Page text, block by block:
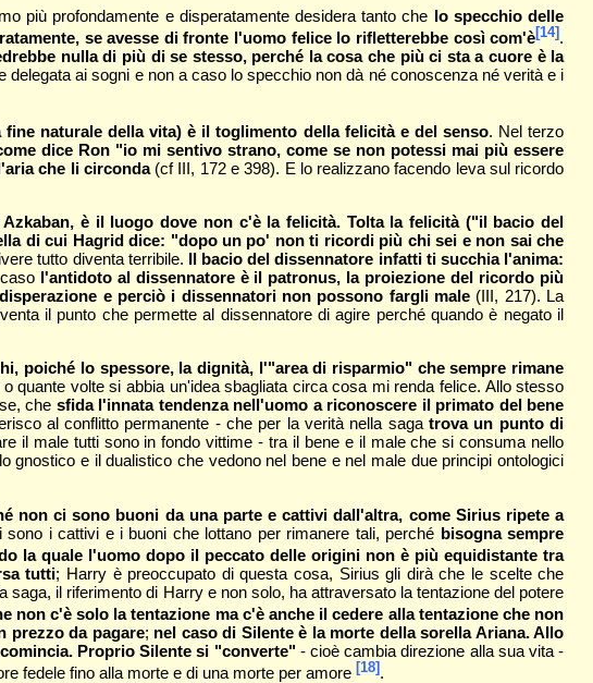
più profondamente e disperatamente desidera tanto che lo specchio delle
se avesse di fronte l'uomo felice lo rifletterebbe così com'è[14] .
nulla di più di se stesso, perché la cosa che più ci sta a cuore è la
ai sogni e non a caso lo specchio non dà né conoscenza né verità e i
naturale della vita) è il toglimento della felicità e del senso. Nel terzo
dice Ron "io mi sentivo strano, come se non potessi mai più essere
che li circonda(cf III, 172 e 398). E lo realizzano facendo leva sul ricordo
è il luogo dove non c'è la felicità. Tolta la felicità ("il bacio del
di cui Hagrid dice: "dopo un po' non ti ricordi più chi sei e non sai che
tutto diventa terribile. Il bacio del dissennatore infatti ti succhia l'anima:
l'antidoto al dissennatore è il patronus, la proiezione del ricordo più
e perciò i dissennatori non possono fargli male (III, 217). La
il punto che permette al dissennatore di agire perché quando è negato il
poiché lo spessore, la dignità, l'"area di risparmio" che sempre rimane
quante volte si abbia un'idea sbagliata circa cosa mi renda felice. Allo stesso
che sfida l'innata tendenza nell'uomo a riconoscere il primato del bene
al conflitto permanente - che per la verità nella sagatrova un punto di
il male tutti sono in fondo vittime - tra il bene e il male che si consuma nello
e il dualistico che vedono nel bene e nel male due principi ontologici
non ci sono buoni da una parte e cattivi dall'altra, come Sirius ripete a
i cattivi e i buoni che lottano per rimanere tali, perché bisogna sempre
la quale l'uomo dopo il peccato delle origini non è più equidistante tra
tutti; Harry è preoccupato di questa cosa, Sirius gli dirà che le scelte che
il riferimento di Harry e non solo, ha attraversato la tentazione del potere
non c'è solo la tentazione ma c'è anche il cedere alla tentazione che non
prezzo da pagare; nel caso di Silente è la morte della sorella Ariana. Allo
Proprio Silente si "converte"- cioè cambia direzione alla sua vita -
fedele fino alla morte e di una morte per amore [18].